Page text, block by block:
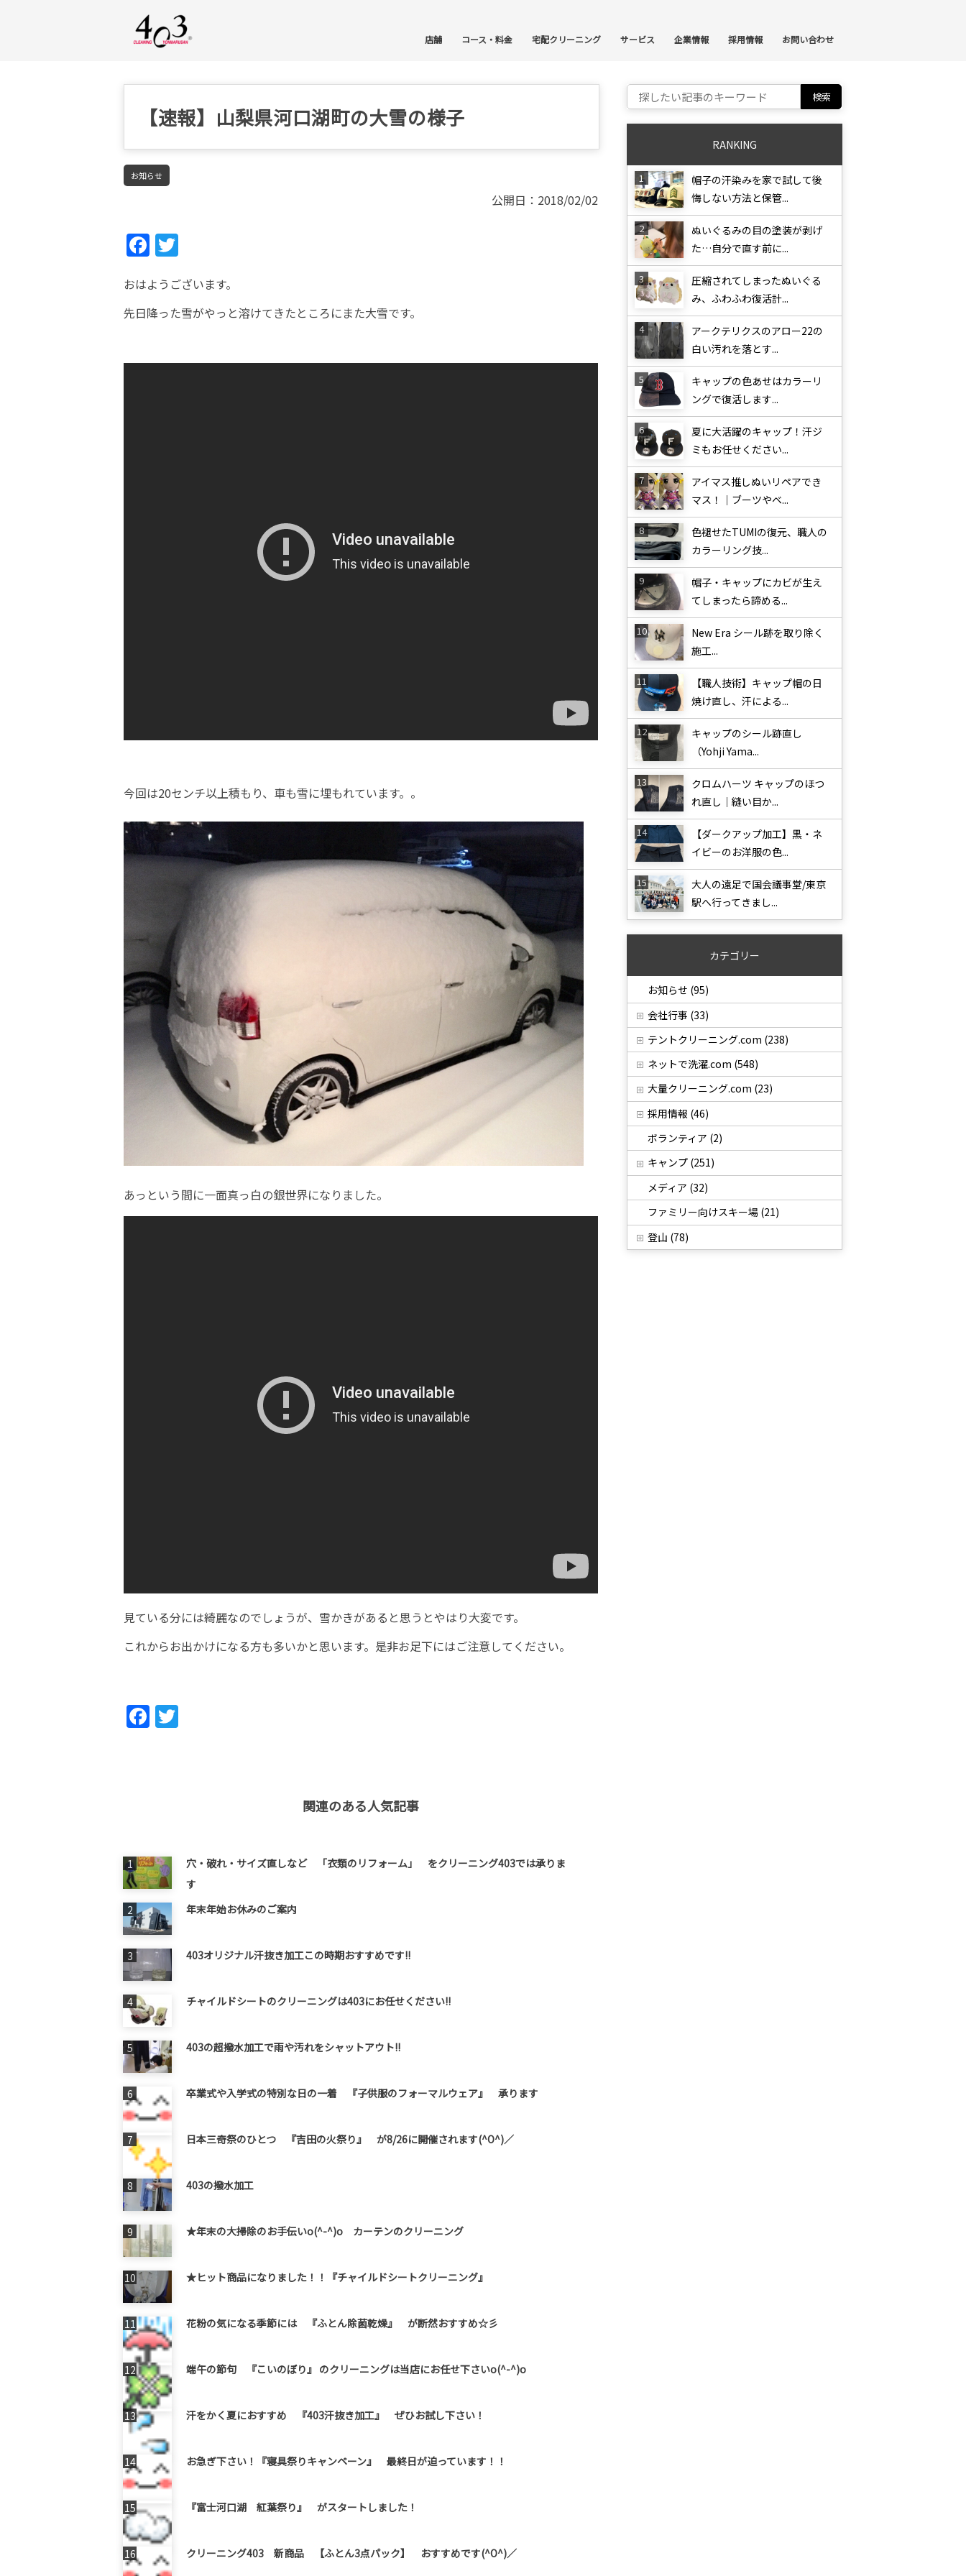
店舗 コース・料金 宅配クリーニング サービス 企業情報 採用情報 お問い合わせ
【速報】山梨県河口湖町の大雪の様子
お知らせ
公開日：2018/02/02
Fac
ok
おはようございます。
先日降った雪がやっと溶けてきたところにまた大雪です。
今回は20センチ以上積もり、車も雪に埋もれています。。
あっという間に一面真っ白の銀世界になりました。
見ている分には綺麗なのでしょうが、雪かきがあると思うとやはり大変です。
これからお出かけになる方も多いかと思います。是非お足下にはご注意してください。
Fac
関連のある人気記事
穴・破れ・サイズ直しなど 「衣類のリフォーム」 をクリーニング403では承りま
す
年末年始お休みのご案内
403オリジナル汗抜き加工この時期おすすめです!!
チャイルドシートのクリーニングは403にお任せください!!
403の超撥水加工で雨や汚れをシャットアウト!!
卒業式や入学式の特別な日の一着 『子供服のフォーマルウェア』 承ります
日本三奇祭のひとつ 『吉田の火祭り』 が8/26に開催されます(^O^)／
403の撥水加工
★年末の大掃除のお手伝いo(^-^)o カーテンのクリーニング
★ヒット商品になりました！！『チャイルドシートクリーニング』
花粉の気になる季節には 『ふとん除菌乾燥』 が断然おすすめ☆彡
端午の節句 『こいのぼり』 のクリーニングは当店にお任せ下さいo(^-^)o
汗をかく夏におすすめ 『403汗抜き加工』 ぜひお試し下さい！
お急ぎ下さい！『寝具祭りキャンペーン』 最終日が迫っています！！
『富士河口湖 紅葉祭り』 がスタートしました！
クリーニング403 新商品 【ふとん3点パック】 おすすめです(^O^)／
Search for:
RANKING
帽子の汗染みを家で試して後
悔しない方法と保管...
ぬいぐるみの目の塗装が剥げ
た…自分で直す前に...
圧縮されてしまったぬいぐる
み、ふわふわ復活計...
アークテリクスのアロー22の
白い汚れを落とす...
キャップの色あせはカラーリ
ングで復活します...
夏に大活躍のキャップ！汗ジ
ミもお任せください...
アイマス推しぬいリペアでき
マス！｜ブーツやベ...
色褪せたTUMIの復元、職人の
カラーリング技...
帽子・キャップにカビが生え
てしまったら諦める...
New Era シール跡を取り除く
施工...
【職人技術】キャップ帽の日
焼け直し、汗による...
キャップのシール跡直し
（Yohji Yama...
クロムハーツ キャップのほつ
れ直し｜縫い目か...
【ダークアップ加工】黒・ネ
イビーのお洋服の色...
大人の遠足で国会議事堂/東京
駅へ行ってきまし...
カテゴリー
お知らせ (95)
会社行事 (33)
テントクリーニング.com (238)
ネットで洗濯.com (548)
大量クリーニング.com (23)
採用情報 (46)
ボランティア (2)
キャンプ (251)
メディア (32)
ファミリー向けスキー場 (21)
登山 (78)